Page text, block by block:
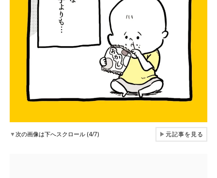
▼次の画像は下へスクロール (4/7) ▶元記事を見る